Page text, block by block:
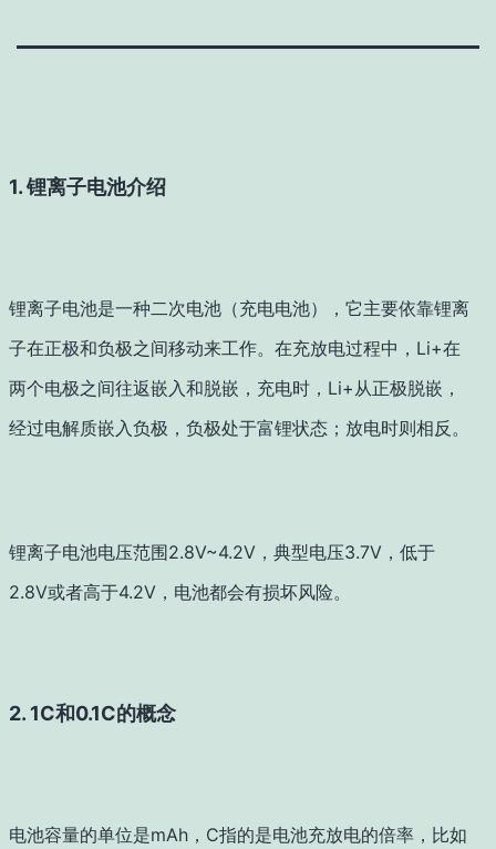
1. 锂离子电池介绍
锂离子电池是一种二次电池（充电电池），它主要依靠锂离
子在正极和负极之间移动来工作。在充放电过程中，Li+在
两个电极之间往返嵌入和脱嵌，充电时，Li+从正极脱嵌，
经过电解质嵌入负极，负极处于富锂状态；放电时则相反。
锂离子电池电压范围2.8V~4.2V，典型电压3.7V，低于
2.8V或者高于4.2V，电池都会有损坏风险。
2. 1C和0.1C的概念
电池容量的单位是mAh，C指的是电池充放电的倍率，比如